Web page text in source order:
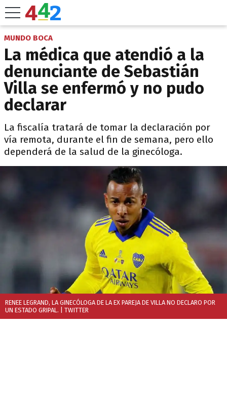
MUNDO BOCA
La médica que atendió a la
denunciante de Sebastián
Villa se enfermó y no pudo
declarar
La fiscalía tratará de tomar la declaración por
vía remota, durante el fin de semana, pero ello
dependerá de la salud de la ginecóloga.
RENEE LEGRAND, LA GINECÓLOGA DE LA EX PAREJA DE VILLA NO DECLARO POR
UN ESTADO GRIPAL. | TWITTER